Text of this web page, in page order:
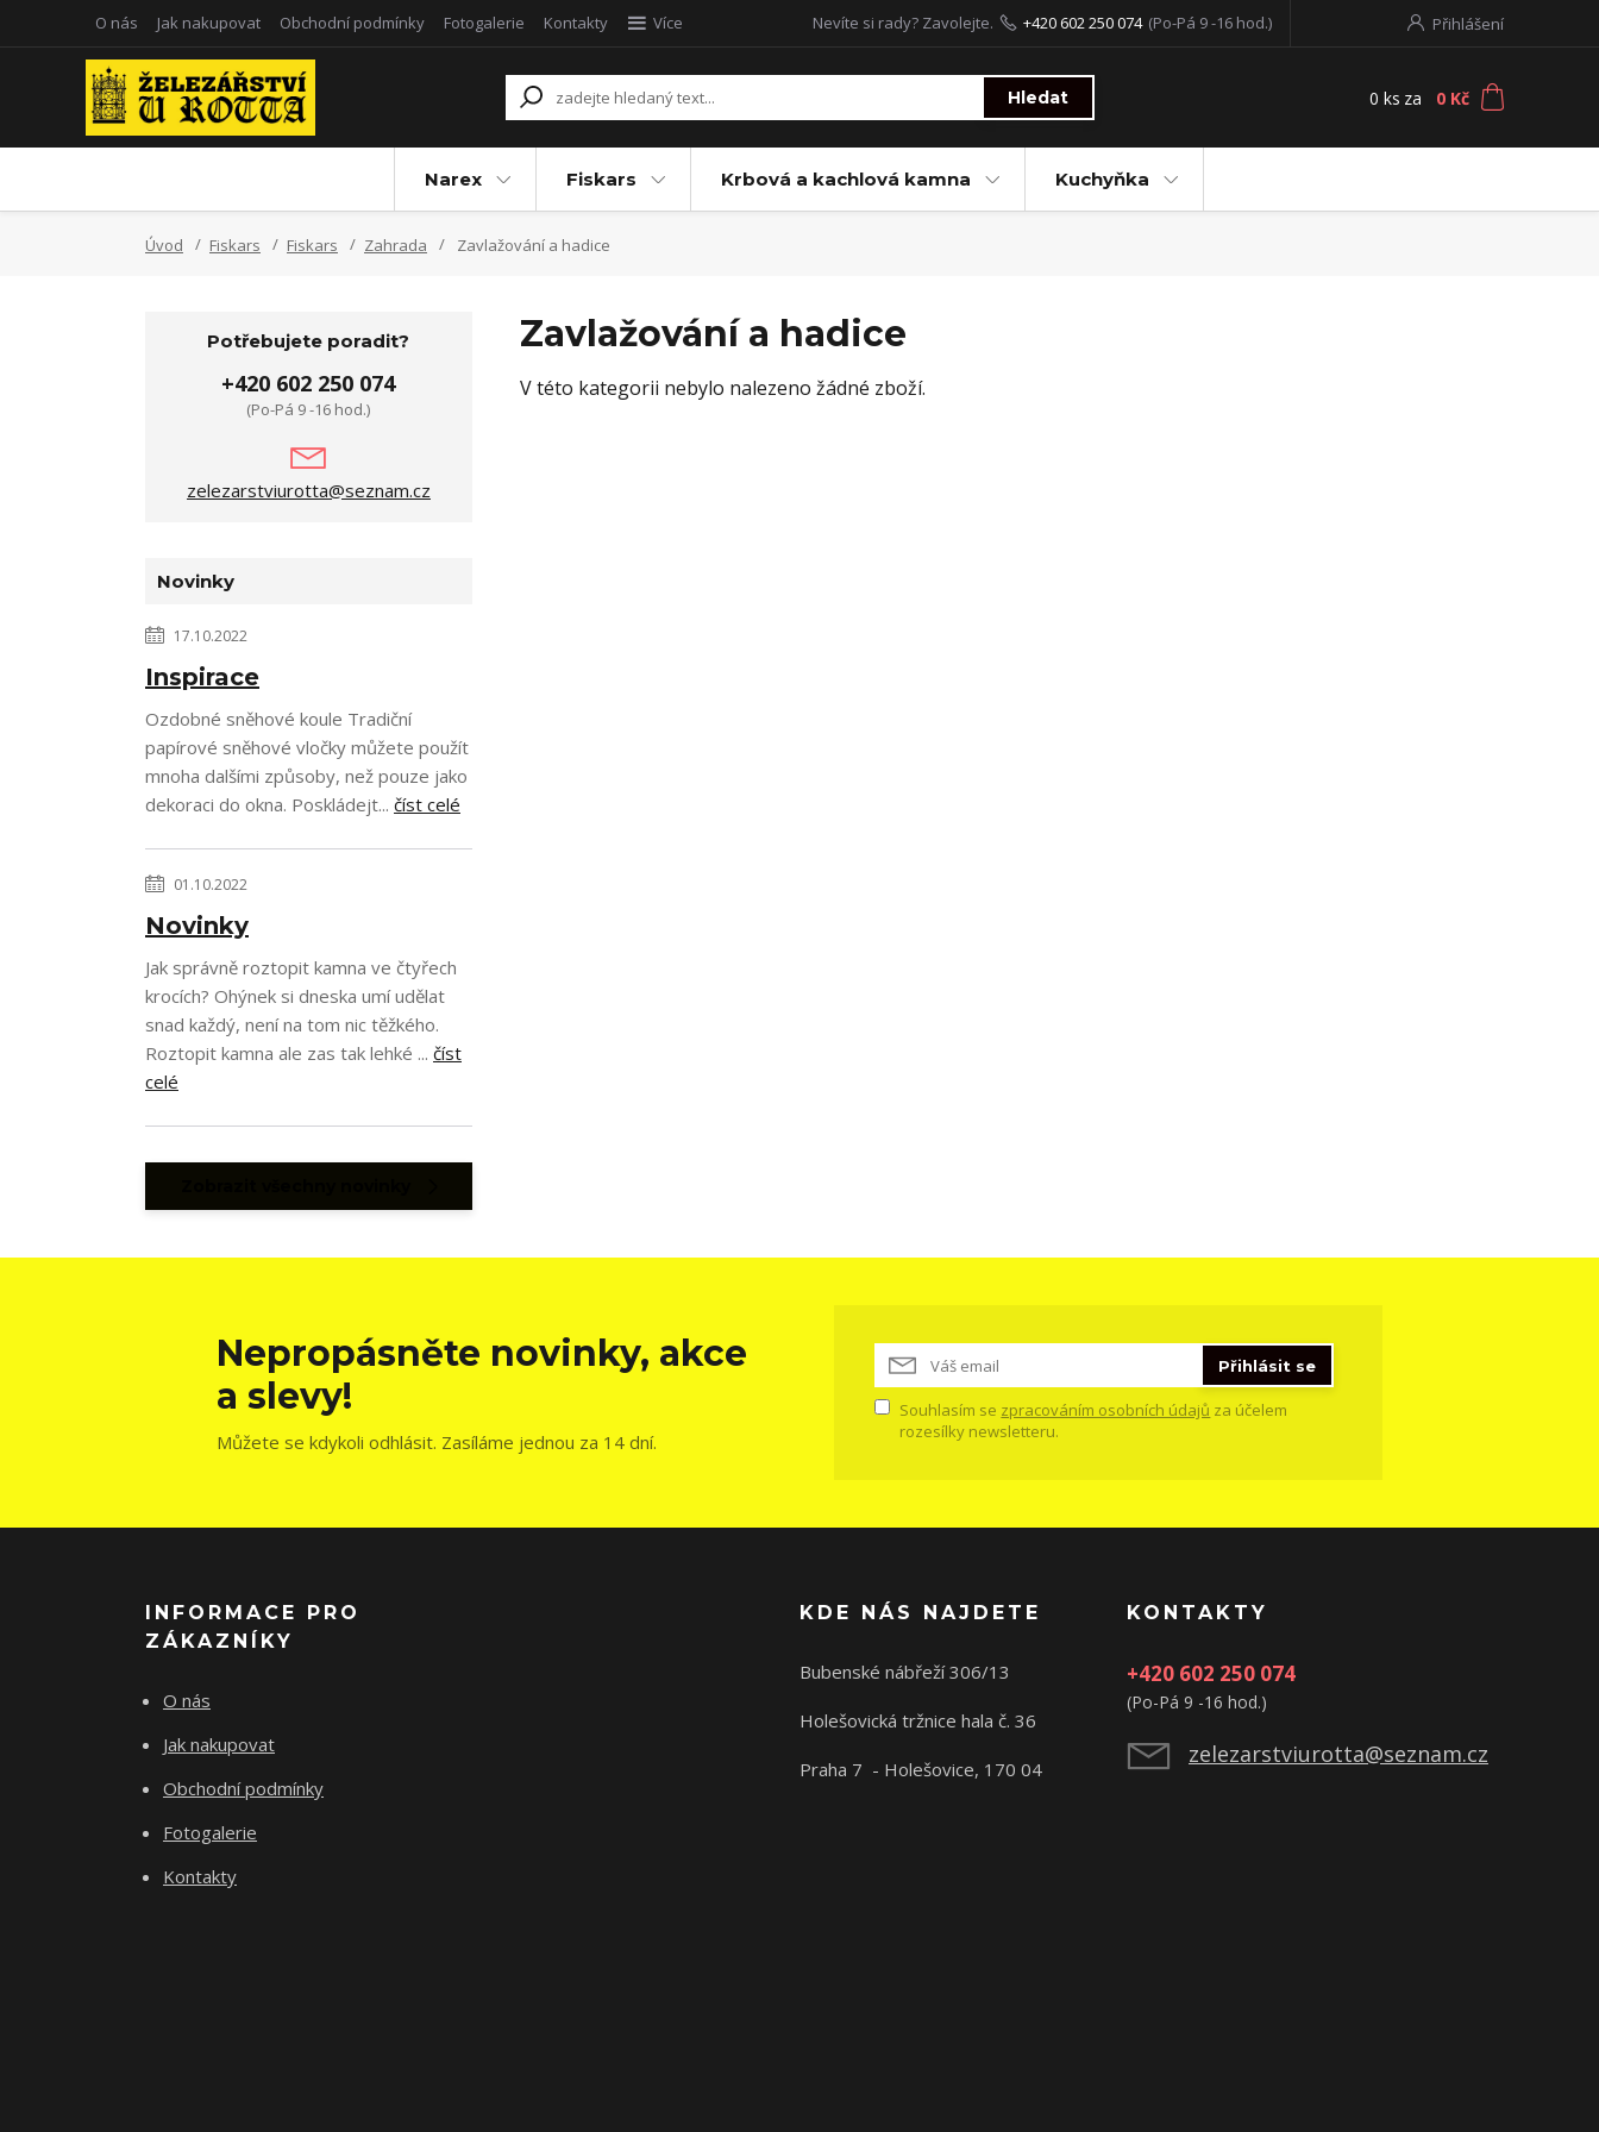
O nás Jak nakupovat Obchodní podmínky Fotogalerie Kontakty Více Přihlášení
Hledat
Nevíte si rady? Zavolejte. +420 602 250 074 (Po-Pá 9 -16 hod.)
0 ks za 0 Kč
Narex Fiskars Krbová a kachlová kamna Kuchyňka
Úvod Fiskars Fiskars Zahrada Zavlažování a hadice
Zavlažování a hadice
V této kategorii nebylo nalezeno žádné zboží.
Potřebujete poradit?
+420 602 250 074
(Po-Pá 9 -16 hod.)
zelezarstviurotta@seznam.cz
Novinky
17.10.2022
Inspirace
Ozdobné sněhové koule Tradiční
papírové sněhové vločky můžete použít
mnoha dalšími způsoby, než pouze jako
dekoraci do okna. Poskládejt... číst celé
01.10.2022
Novinky
Jak správně roztopit kamna ve čtyřech
krocích? Ohýnek si dneska umí udělat
snad každý, není na tom nic těžkého.
Roztopit kamna ale zas tak lehké ... číst
celé
Nepropásněte novinky, akce
a slevy!
Můžete se kdykoli odhlásit. Zasíláme jednou za 14 dní.
Přihlásit se
Souhlasím se zpracováním osobních údajů za účelem
rozesílky newsletteru.
INFORMACE PRO
ZÁKAZNÍKY
O nás
Jak nakupovat
Obchodní podmínky
Fotogalerie
Kontakty
KDE NÁS NAJDETE
Bubenské nábřeží 306/13
Holešovická tržnice hala č. 36
Praha 7 - Holešovice, 170 04
KONTAKTY
+420 602 250 074
(Po-Pá 9 -16 hod.)
zelezarstviurotta@seznam.cz